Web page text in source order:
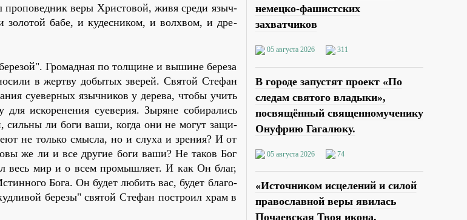
ве­ры Хри­сто­вой, жи­вя сре­ди языч­
зо­ло­той ба­бе, и ку­дес­ни­ком, и волх­вом, и дре­
Гро­мад­ная по тол­щине и вы­шине бе­ре­за
в жерт­ву до­бы­тых зве­рей. Свя­той Сте­фан
суе­вер­ных языч­ни­ков у де­ре­ва, чтобы учить
ис­ко­ре­не­ния суе­ве­рия. Зы­ряне со­би­ра­лись
силь­ны ли бо­ги ва­ши, ко­гда они не мо­гут за­щи­
не толь­ко смыс­ла, но и слу­ха и зре­ния? И от
же ли и все дру­гие бо­ги ва­ши? Не та­ков Бог
весь мир и о всем про­мыш­ля­ет. И как Он благ,
Бо­га. Он бу­дет лю­бить вас, бу­дет бла­го­
бе­ре­зы" свя­той Сте­фан по­стро­ил храм в
немецко-фашистских
захватчиков
05 августа 2026 311
В городе запустят проект «По
следам святого владыки»,
посвящённый священномученику
Онуфрию Гагалюку.
05 августа 2026 74
«Источником исцелений и силой
православной веры явилась
Почаевская Твоя икона,